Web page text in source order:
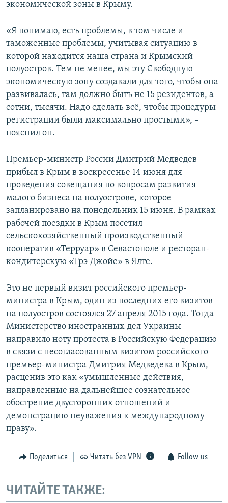
экономической зоны в Крыму.
«Я понимаю, есть проблемы, в том числе и
таможенные проблемы, учитывая ситуацию в
которой находится наша страна и Крымский
полуостров. Тем не менее, мы эту Свободную
экономическую зону создавали для того, чтобы она
развивалась, там должно быть не 15 резидентов, а
сотни, тысячи. Надо сделать всё, чтобы процедуры
регистрации были максимально простыми», –
пояснил он.
Премьер-министр России Дмитрий Медведев
прибыл в Крым в воскресенье 14 июня для
проведения совещания по вопросам развития
малого бизнеса на полуострове, которое
запланировано на понедельник 15 июня. В рамках
рабочей поездки в Крым посетил
сельскохозяйственный производственный
кооператив «Терруар» в Севастополе и ресторан-
кондитерскую «Трэ Джойе» в Ялте.
Это не первый визит российского премьер-
министра в Крым, один из последних его визитов
на полуостров состоялся 27 апреля 2015 года. Тогда
Министерство иностранных дел Украины
направило ноту протеста в Российскую Федерацию
в связи с несогласованным визитом российского
премьер-министра Дмитрия Медведева в Крым,
расценив это как «умышленные действия,
направленные на дальнейшее сознательное
обострение двусторонних отношений и
демонстрацию неуважения к международному
праву».
Поделиться Читать без VPN Follow us
ЧИТАЙТЕ ТАКЖЕ: